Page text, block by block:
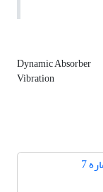
Dynamic Absorber
Vibration